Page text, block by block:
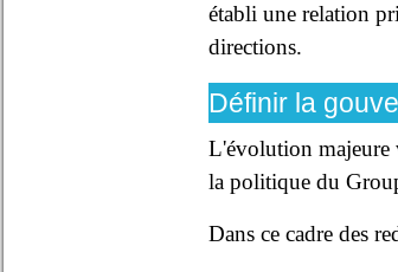
établi une relation
directions.
Définir la
L'évolution majeure
la politique du
Dans ce cadre des